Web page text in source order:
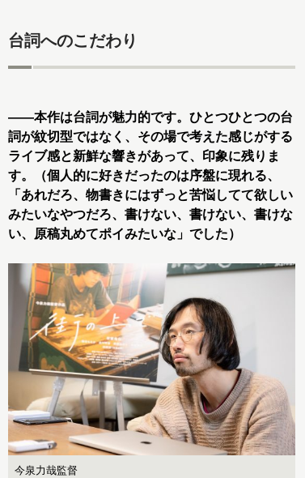
台詞へのこだわり
――本作は台詞が魅力的です。ひとつひとつの台
詞が紋切型ではなく、その場で考えた感じがする
ライブ感と新鮮な響きがあって、印象に残りま
す。（個人的に好きだったのは序盤に現れる、
「あれだろ、物書きにはずっと苦悩してて欲しい
みたいなやつだろ、書けない、書けない、書けな
い、原稿丸めてポイみたいな」でした）
今泉力哉監督